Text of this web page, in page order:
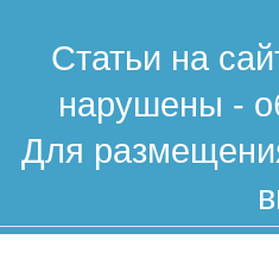
Статьи на
нарушены -
Для